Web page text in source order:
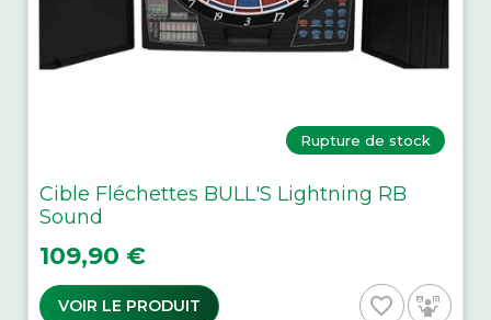
Rupture de stock
Cible Fléchettes BULL'S Lightning RB
Sound
Prix
109,90 €
VOIR LE PRODUIT favorite_border